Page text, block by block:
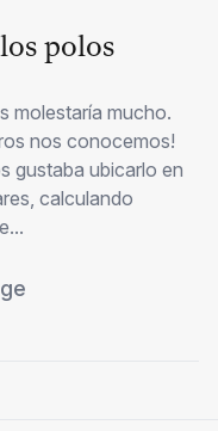
polos
molestaría mucho.
nos conocemos!
gustaba ubicarlo en
calculando